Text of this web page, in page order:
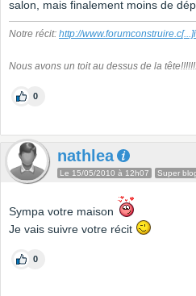
salon, mais finalement moins de
Notre récit: http://www.forumconstruire.c[...]
Nous avons un toit au dessus de la
0
nathlea
Le 15/05/2010 à 12h07 Super
Sympa votre maison
Je vais suivre votre récit
0